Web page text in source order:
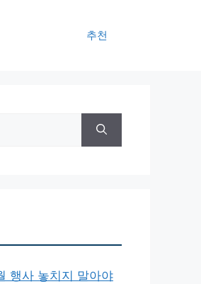
추천
행사 놓치지 말아야